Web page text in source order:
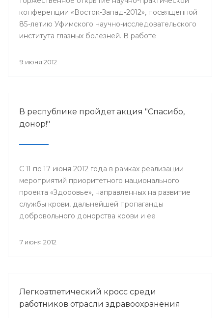
конференции «Восток-Запад-2012», посвященной
85-летию Уфимского научно-исследовательского
института глазных болезней. В работе
ведущих офтальмологов России и мира.
9 июня 2012
В республике пройдет акция "Спасибо,
донор!"
С 11 по 17 июня 2012 года в рамках реализации
мероприятий приоритетного национального
проекта «Здоровье», направленных на развитие
службы крови, дальнейшей пропаганды
добровольного донорства крови и ее
информационная акция «Спасибо, донор!»,
7 июня 2012
Легкоатлетический кросс среди
работников отрасли здравоохранения